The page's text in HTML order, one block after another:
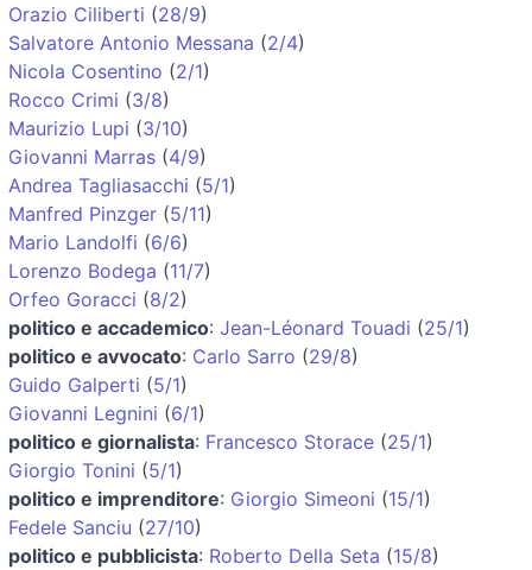
Orazio Ciliberti (28/9)
Salvatore Antonio Messana (2/4)
Nicola Cosentino (2/1)
Rocco Crimi (3/8)
Maurizio Lupi (3/10)
Giovanni Marras (4/9)
Andrea Tagliasacchi (5/1)
Manfred Pinzger (5/11)
Mario Landolfi (6/6)
Lorenzo Bodega (11/7)
Orfeo Goracci (8/2)
politico e accademico: Jean-Léonard Touadi (25/1)
politico e avvocato: Carlo Sarro (29/8)
Guido Galperti (5/1)
Giovanni Legnini (6/1)
politico e giornalista: Francesco Storace (25/1)
Giorgio Tonini (5/1)
politico e imprenditore: Giorgio Simeoni (15/1)
Fedele Sanciu (27/10)
politico e pubblicista: Roberto Della Seta (15/8)